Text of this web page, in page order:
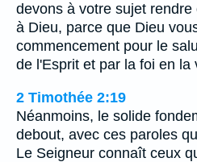
devons à votre sujet
à Dieu, parce que Dieu
commencement pour le
de l'Esprit et par la foi en
2 Timothée 2:19
Néanmoins, le solide
debout, avec ces paroles
Le Seigneur connaît ceux